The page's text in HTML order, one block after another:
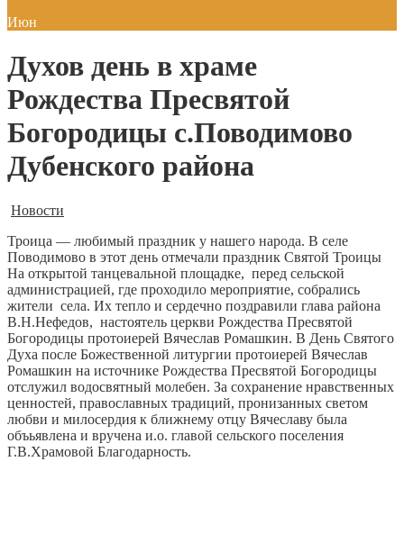
Июн
Духов день в храме
Рождества Пресвятой
Богородицы с.Поводимово
Дубенского района
Новости
Троица — любимый праздник у нашего народа. В селе
Поводимово в этот день отмечали праздник Святой Троицы
На открытой танцевальной площадке, перед сельской
администрацией, где проходило мероприятие, собрались
жители села. Их тепло и сердечно поздравили глава района
В.Н.Нефедов, настоятель церкви Рождества Пресвятой
Богородицы протоиерей Вячеслав Ромашкин. В День Святого
Духа после Божественной литургии протоиерей Вячеслав
Ромашкин на источнике Рождества Пресвятой Богородицы
отслужил водосвятный молебен. За сохранение нравственных
ценностей, православных традиций, пронизанных светом
любви и милосердия к ближнему отцу Вячеславу была
объьявлена и вручена и.о. главой сельского поселения
Г.В.Храмовой Благодарность.